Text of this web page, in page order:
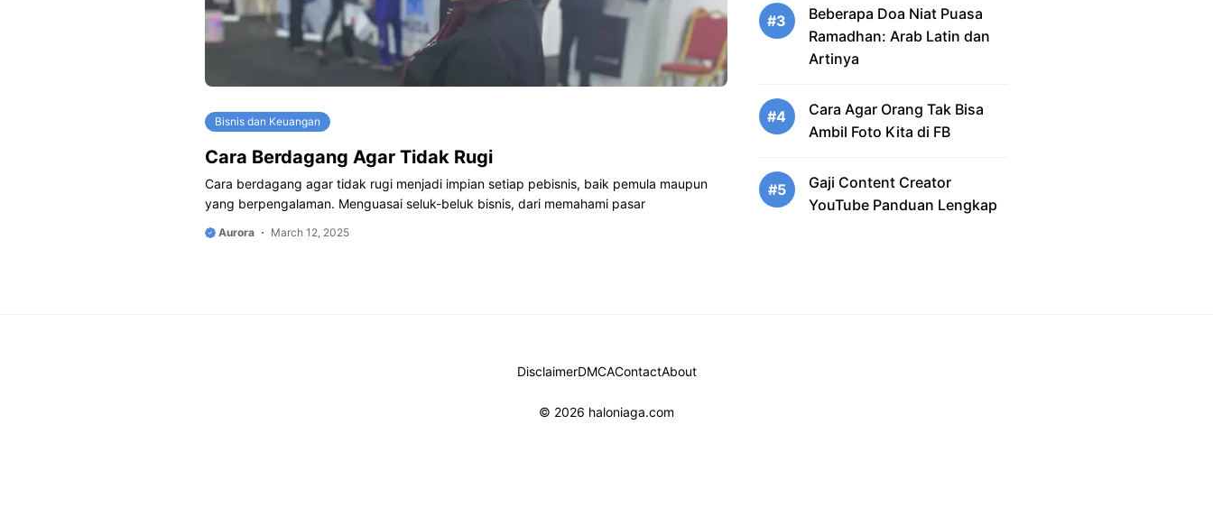
Bisnis dan Keuangan
Cara Berdagang Agar Tidak Rugi
Cara berdagang agar tidak rugi menjadi impian setiap pebisnis, baik pemula maupun
yang berpengalaman. Menguasai seluk-beluk bisnis, dari memahami pasar
Aurora March 12, 2025
#3
Beberapa Doa Niat Puasa
Ramadhan: Arab Latin dan
Artinya
#4
Cara Agar Orang Tak Bisa
Ambil Foto Kita di FB
#5
Gaji Content Creator
YouTube Panduan Lengkap
DisclaimerDMCAContactAbout
© 2026 haloniaga.com